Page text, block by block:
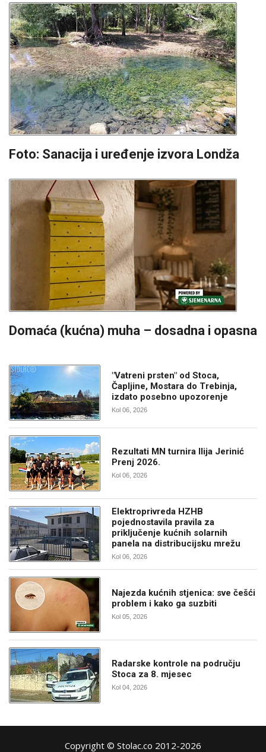
Foto: Sanacija i uređenje izvora Londža
Domaća (kućna) muha – dosadna i opasna
"Vatreni prsten" od Stoca,
Čapljine, Mostara do Trebinja,
izdato posebno upozorenje
Kol 06, 2026
Rezultati MN turnira Ilija Jerinić
Prenj 2026.
Kol 06, 2026
Elektroprivreda HZHB
pojednostavila pravila za
priključenje kućnih solarnih
panela na distribucijsku mrežu
Kol 06, 2026
Najezda kućnih stjenica: sve češći
problem i kako ga suzbiti
Kol 05, 2026
Radarske kontrole na području
Stoca za 8. mjesec
Kol 04, 2026
Copyright © Stolac.co 2012-2026